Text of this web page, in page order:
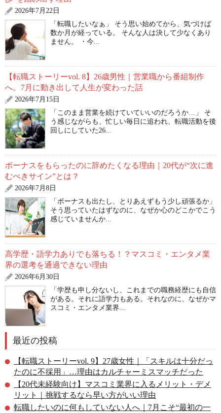
2026年7月22日
「転職したいなぁ」 そう思い始めてから、気づけば
数か月が経っている。 そんな人は決して少なくあり
ません。 ・今...
【転職ストーリーvol. 8】26歳男性｜営業職から番組制作
へ。7月に動き出して人生が変わった話
2026年7月15日
「このまま営業を続けていていいのだろうか…」 そ
う感じながらも、忙しい毎日に追われ、転職活動を後
回しにしていた26...
ボーナスをもらったのに辞めたくなる理由｜20代が“次に進
むべきサイン”とは？
2026年7月8日
「ボーナスも出たし、とりあえずもう少し頑張るか」
そう思っていたはずなのに、なぜか心のどこかでこう
感じていませんか...
高学歴・語学力ありでも落ちる！？マスコミ・エンタメ業
界の選考を通過できない理由
2026年6月30日
「学歴も申し分ないし、これまでの職務経歴にも自信
がある。それに語学力もある。それなのに、なぜかマ
スコミ・エンタメ業界...
最近の投稿
【転職ストーリーvol. 9】27歳女性｜「スキルは十分だっ
たのに不採用」…理由はカルチャーミスマッチだった
【20代未経験向け】マスコミ業界に入るメリット・デメ
リット｜挑戦するなら早い方がいい理由
転職したいのに何もしていない人へ｜7月こそ“最初の一